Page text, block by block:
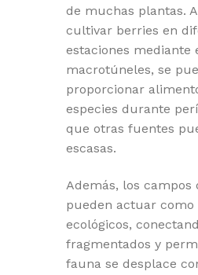
de muchas plantas.
cultivar berries en
estaciones mediante
macrotúneles, se
proporcionar
especies durante
que otras fuentes
escasas.
Además, los campos
pueden actuar como
ecológicos,
fragmentados y
fauna se desplace